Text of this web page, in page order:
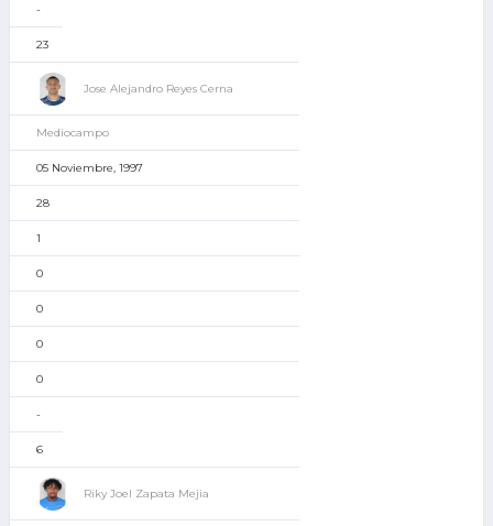
-
23
Jose Alejandro Reyes Cerna
Mediocampo
05 Noviembre, 1997
28
1
0
0
0
0
-
6
Riky Joel Zapata Mejia